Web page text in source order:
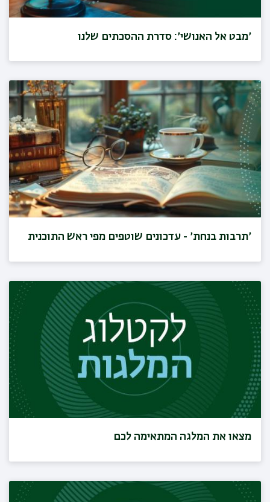
׳מבט אל האנושי׳: סדרת ההסכתים שלנו
׳תרבות בנחת׳ - עדכונים שוטפים מפי ראש התוכנית
מצאו את המלגה המתאימה לכם